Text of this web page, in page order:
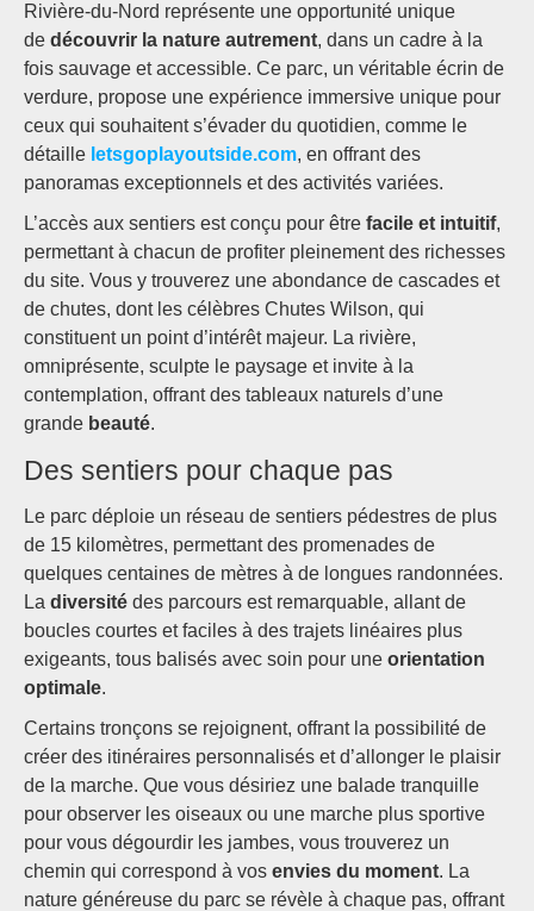
Rivière-du-Nord représente une opportunité unique
de découvrir la nature autrement, dans un cadre à la
fois sauvage et accessible. Ce parc, un véritable écrin de
verdure, propose une expérience immersive unique pour
ceux qui souhaitent s’évader du quotidien, comme le
détaille letsgoplayoutside.com, en offrant des
panoramas exceptionnels et des activités variées.
L’accès aux sentiers est conçu pour être facile et intuitif,
permettant à chacun de profiter pleinement des richesses
du site. Vous y trouverez une abondance de cascades et
de chutes, dont les célèbres Chutes Wilson, qui
constituent un point d’intérêt majeur. La rivière,
omniprésente, sculpte le paysage et invite à la
contemplation, offrant des tableaux naturels d’une
grande beauté.
Des sentiers pour chaque pas
Le parc déploie un réseau de sentiers pédestres de plus
de 15 kilomètres, permettant des promenades de
quelques centaines de mètres à de longues randonnées.
La diversité des parcours est remarquable, allant de
boucles courtes et faciles à des trajets linéaires plus
exigeants, tous balisés avec soin pour une orientation
optimale.
Certains tronçons se rejoignent, offrant la possibilité de
créer des itinéraires personnalisés et d’allonger le plaisir
de la marche. Que vous désiriez une balade tranquille
pour observer les oiseaux ou une marche plus sportive
pour vous dégourdir les jambes, vous trouverez un
chemin qui correspond à vos envies du moment. La
nature généreuse du parc se révèle à chaque pas, offrant